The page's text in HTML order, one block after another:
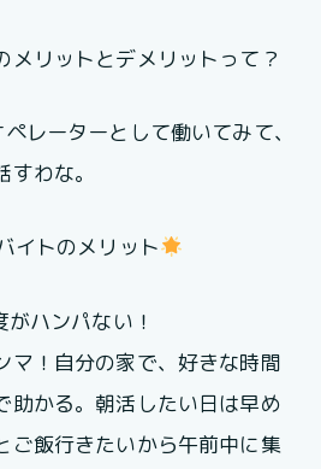
メリットとデメリットって？
レーターとして働いてみて、
わな。
イトのメリット
ハンパない！
マ！自分の家で、好きな時間
助かる。朝活したい日は早め
ご飯行きたいから午前中に集